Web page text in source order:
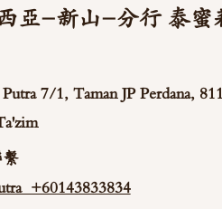
亞-新山-分行 泰蜜
Putra 7/1, Taman JP Perdana,
繫
+60143833834